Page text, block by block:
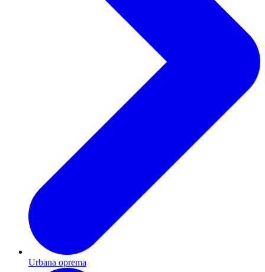
Urbana oprema